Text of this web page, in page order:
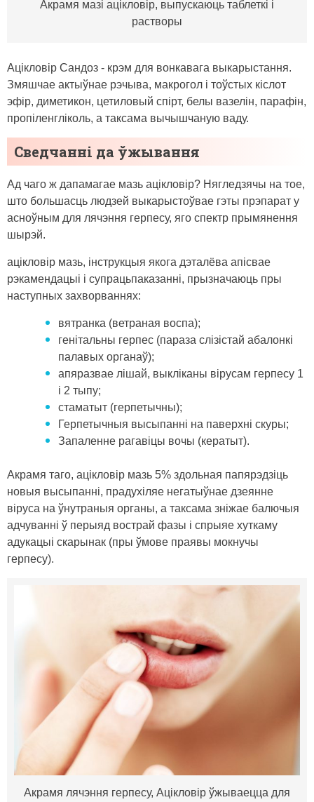
Акрамя мазі ацікловір, выпускаюць таблеткі і
растворы
Ацікловір Сандоз - крэм для вонкавага выкарыстання.
Змяшчае актыўнае рэчыва, макрогол і тоўстых кіслот
эфір, диметикон, цетиловый спірт, белы вазелін, парафін,
пропіленгліколь, а таксама вычышчаную ваду.
Сведчанні да ўжывання
Ад чаго ж дапамагае мазь ацікловір? Нягледзячы на ​​тое,
што большасць людзей выкарыстоўвае гэты прэпарат у
асноўным для лячэння герпесу, яго спектр прымянення
шырэй.
ацікловір мазь, інструкцыя якога дэталёва апісвае
рэкамендацыі і супрацьпаказанні, прызначаюць пры
наступных захворваннях:
вятранка (ветраная воспа);
генітальны герпес (параза слізістай абалонкі
палавых органаў);
апяразвае лішай, выкліканы вірусам герпесу 1
і 2 тыпу;
стаматыт (герпетычны);
Герпетычныя высыпанні на паверхні скуры;
Запаленне рагавіцы вочы (кератыт).
Акрамя таго, ацікловір мазь 5% здольная папярэдзіць
новыя высыпанні, прадухіляе негатыўнае дзеянне
віруса на ўнутраныя органы, а таксама зніжае балючыя
адчуванні ў перыяд вострай фазы і спрыяе хуткаму
адукацыі скарынак (пры ўмове праявы мокнучы
герпесу).
Акрамя лячэння герпесу, Ацікловір ўжываецца для